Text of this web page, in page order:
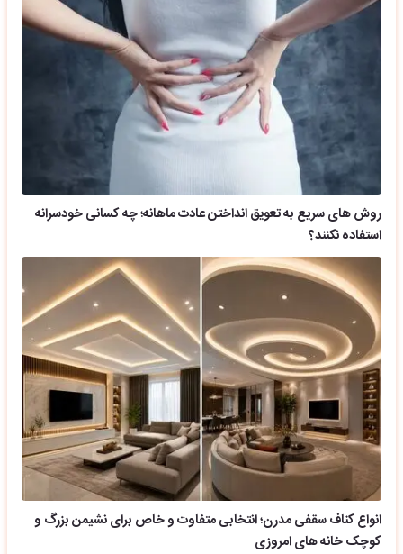
روش های سریع به تعویق انداختن عادت ماهانه؛ چه کسانی خودسرانه
استفاده نکنند؟
انواع کناف سقفی مدرن؛ انتخابی متفاوت و خاص برای نشیمن بزرگ و
کوچک خانه های امروزی